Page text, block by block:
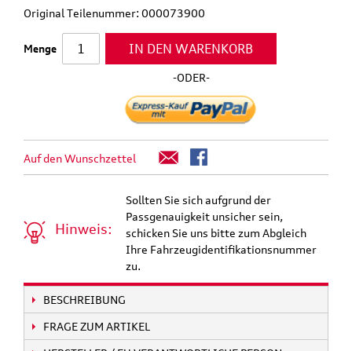
Original Teilenummer: 000073900
Menge IN DEN WARENKORB
-ODER-
Auf den Wunschzettel
Hinweis:
Sollten Sie sich aufgrund der
Passgenauigkeit unsicher sein,
schicken Sie uns bitte zum Abgleich
Ihre Fahrzeugidentifikationsnummer
zu.
BESCHREIBUNG
FRAGE ZUM ARTIKEL